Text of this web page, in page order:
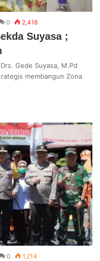
0 2,416
Suyasa ;
Gede Suyasa, M.Pd
membangun Zona
0 1,214